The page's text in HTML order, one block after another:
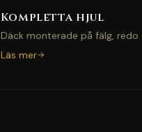
Kompletta hjul
Däck monterade på fälg,
Läs mer